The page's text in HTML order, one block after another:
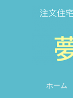
ホーム